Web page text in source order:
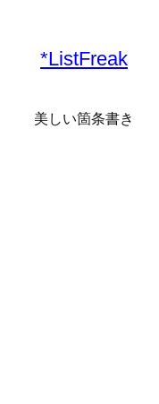
*ListFreak
美しい箇条書き